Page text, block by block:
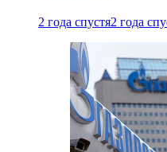
2 года спустя2 года